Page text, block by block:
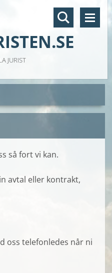
JURIST
så fort vi kan.
avtal eller kontrakt,
oss telefonledes når ni